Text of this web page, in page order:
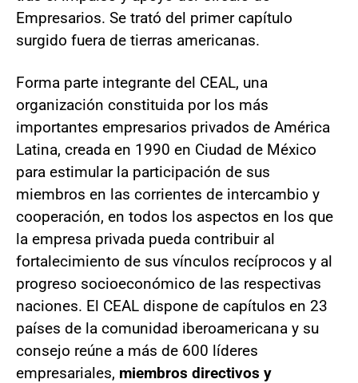
Empresarios. Se trató del primer capítulo
surgido fuera de tierras americanas.
Forma parte integrante del CEAL, una
organización constitui­da por los más
importantes empresarios privados de América
Latina, creada en 1990 en Ciudad de México
para estimular la participación de sus
miembros en las corrientes de intercambio y
cooperación, en todos los aspectos en los que
la empresa privada pueda contribuir al
fortalecimiento de sus vínculos recíprocos y al
progreso socioeconómico de las respectivas
naciones. El CEAL dispone de capítulos en 23
países de la comunidad iberoamericana y su
consejo reúne a más de 600 líderes
empresariales, miembros directivos y